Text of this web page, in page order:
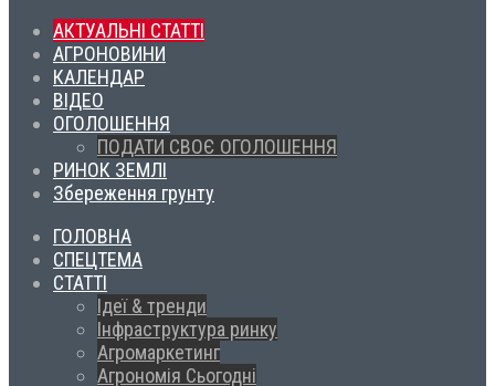
АКТУАЛЬНІ СТАТТІ
АГРОНОВИНИ
КАЛЕНДАР
ВІДЕО
ОГОЛОШЕННЯ
ПОДАТИ СВОЄ ОГОЛОШЕННЯ
РИНОК ЗЕМЛІ
Збереження грунту
ГОЛОВНА
СПЕЦТЕМА
СТАТТІ
Ідеї & тренди
Інфраструктура ринку
Агромаркетинг
Агрономія Сьогодні